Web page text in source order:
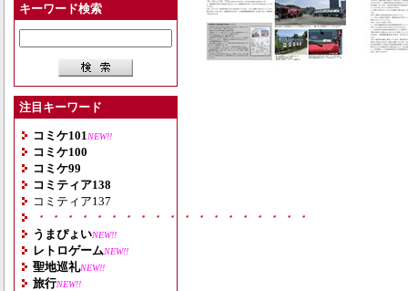
キーワード検索
注目キーワード
コミケ101 NEW!!
コミケ100
コミケ99
コミティア138
コミティア137
・・・・・・・・・・・・・・・・・・・
うまぴょいNEW!!
レトロゲームNEW!!
聖地巡礼NEW!!
旅行NEW!!